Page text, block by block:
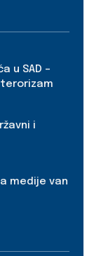
u SAD –
i
medije van